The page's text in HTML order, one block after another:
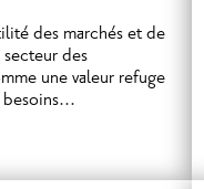
des marchés et de
des
une valeur refuge
besoins...